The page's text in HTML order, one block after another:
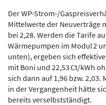
Der WP-Strom-/
Mittelwerte der Neuverträge
bei 2,28. Werden die Tarife
Wärmepumpen im Modul 2
unten), ergeben sich
mit Boni und 22,53 Ct/kWh
sich dann auf 1,96 bzw. 2,03.
in der Vergangenheit hätte
bereits verselbstständigt.